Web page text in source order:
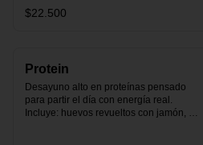
mermelada de arándanos y granola
hecha en casa.
$22.500
Protein
Desayuno alto en proteínas pensado
para partir el día con energía real.
Incluye: huevos revueltos con jamón,